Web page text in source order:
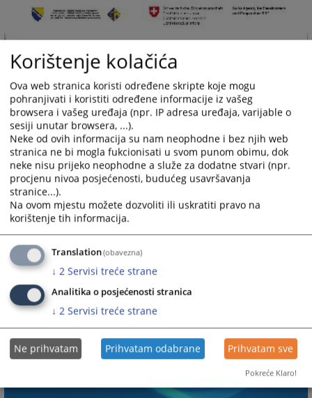
Korištenje kolačića
Ova web stranica koristi određene skripte koje mogu
pohranjivati i koristiti određene informacije iz vašeg
browsera i vašeg uređaja (npr. IP adresa uređaja, varijable o
sesiji unutar browsera, ...).
Neke od ovih informacija su nam neophodne i bez njih web
stranica ne bi mogla fukcionisati u svom punom obimu, dok
neke nisu prijeko neophodne a služe za dodatne stvari (npr.
procjenu nivoa posjećenosti, budućeg usavršavanja
stranice...).
Na ovom mjestu možete dozvoliti ili uskratiti pravo na
korištenje tih informacija.
Translation(obavezna)
↓ 2 Servisi treće strane
Analitika o posjećenosti stranica
↓ 2 Servisi treće strane
Ne prihvatam Prihvatam odabrane Prihvatam sve
Pokreće Klaro!